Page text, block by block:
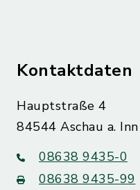
Kontaktdaten
Hauptstraße 4
84544 Aschau a. Inn
08638 9435-0
08638 9435-99